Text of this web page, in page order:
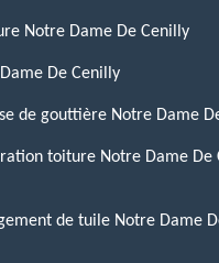
Notre Dame De Cenilly
De Cenilly
de gouttière Notre Dame
toiture Notre Dame De
de tuile Notre Dame